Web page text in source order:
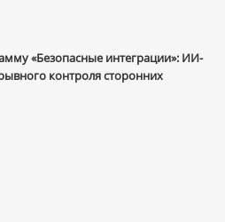
«Безопасные интеграции»: ИИ-
контроля сторонних